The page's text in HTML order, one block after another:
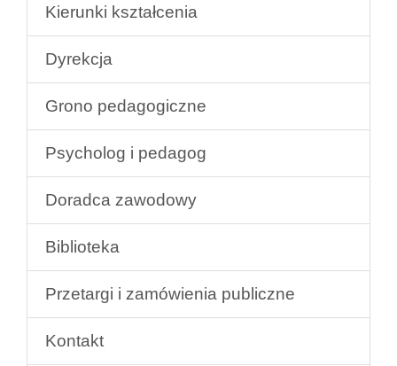
Kierunki kształcenia
Dyrekcja
Grono pedagogiczne
Psycholog i pedagog
Doradca zawodowy
Biblioteka
Przetargi i zamówienia publiczne
Kontakt